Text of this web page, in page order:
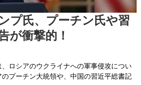
プ氏、プーチン氏や習
が衝撃的！
ロシアのウクライナへの軍事侵攻につい
プーチン大統領や、中国の習近平総書記